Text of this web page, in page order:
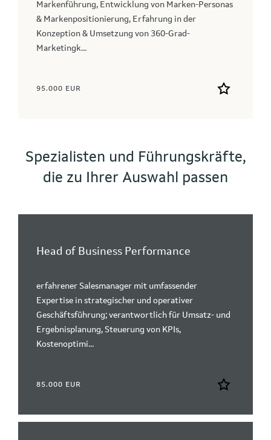
Markenführung, Entwicklung von Marken-Personas
& Markenpositionierung, Erfahrung in der
Konzeption & Umsetzung von 360-Grad-
Marketingk...
95.000 EUR
Spezialisten und Führungskräfte,
die zu Ihrer Auswahl passen
Head of Business Performance
erfahrener Salesmanager mit umfassender
Expertise in strategischer und operativer
Geschäftsführung; verantwortlich für Umsatz- und
Ergebnisplanung, Steuerung von KPIs,
Kostenoptimi...
85.000 EUR